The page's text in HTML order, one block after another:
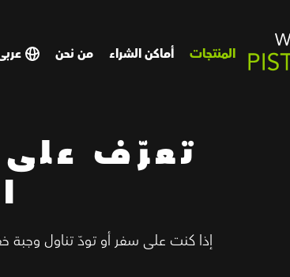
المنتجات أماكن الشراء من نحن
تعرّف
إذا كنت على سفر أو تودّ تناول وجبة